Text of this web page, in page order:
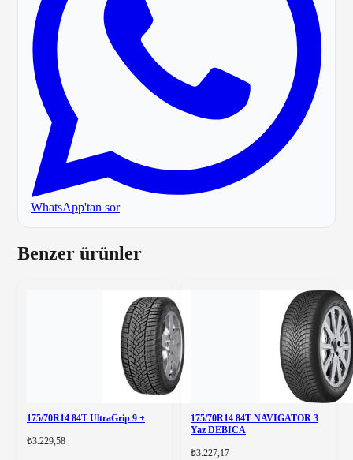
WhatsApp'tan sor
Benzer ürünler
175/70R14 84T UltraGrip 9 +
₺3.229,58
175/70R14 84T NAVIGATOR 3
Yaz DEBICA
₺3.227,17